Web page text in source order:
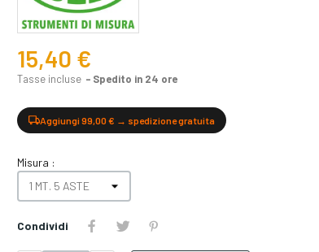
15,40 €
Tasse incluse Spedito in 24 ore
Aggiungi 99,00 € → spedizione gratuita
Misura :
Condividi